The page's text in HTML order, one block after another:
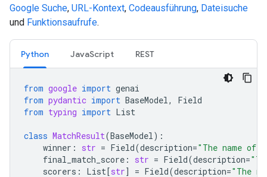
Google Suche, URL-Kontext, Codeausführung, Dateisuche
und Funktionsaufrufe.
Python JavaScript REST
from google import genai
from pydantic import BaseModel,
Field
from typing import List
class MatchResult(BaseModel):
winner : str = Field(description="The name of
final_match_score : str = Field(description=
scorers : List[str] = Field(description="The